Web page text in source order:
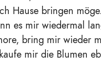
Hause bringen
es mir wiedermal
bring mir wieder
mir die Blumen